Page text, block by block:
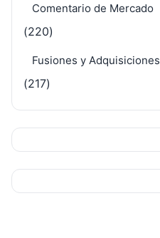
Comentario de Mercado
(220)
Fusiones y Adquisiciones
(217)